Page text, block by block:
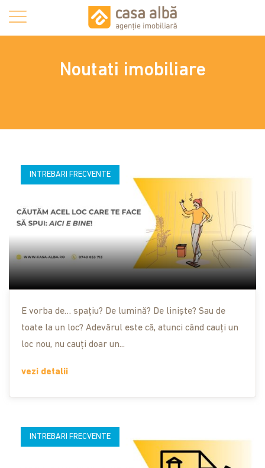
Noutati imobiliare
INTREBARI FRECVENTE
E vorba de… spațiu? De lumină? De liniște? Sau de
toate la un loc? Adevărul este că, atunci când cauți un
loc nou, nu cauți doar un...
vezi detalii
INTREBARI FRECVENTE